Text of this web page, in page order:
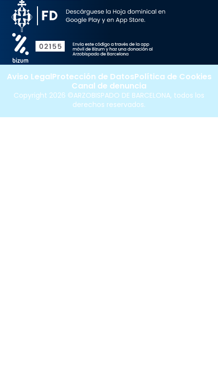
Copyright 2026 ©ARZOBISPADO DE BARCELONA, todos los
derechos reservados.
Aviso LegalProtección de DatosPolítica de Cookies
Canal de denuncia